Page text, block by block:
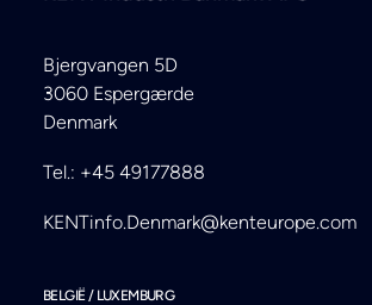
BELGIË / LUXEMBURG
Bjergvangen 5D
3060 Espergærde
Denmark
Tel.: +45 49177888
KENTinfo.Denmark@kenteurope.com